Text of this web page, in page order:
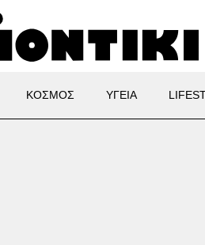
ΚΟΣΜΟΣ ΥΓΕΙΑ